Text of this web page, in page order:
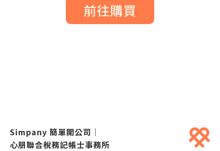
前往購買
Simpany 簡單開公司 ｜
心朋聯合稅務記帳士事務所